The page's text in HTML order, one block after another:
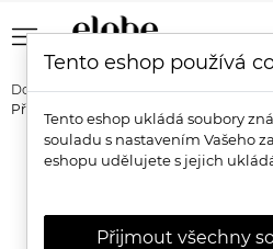
menu
Domů Značky Ellis Brooklyn
Přírodní vlasový a tělový sprej Peaches
Tento eshop používá
Tento eshop ukládá soubory
souladu s nastavením Vašeho
eshopu udělujete s jejich
Přijmout všechny